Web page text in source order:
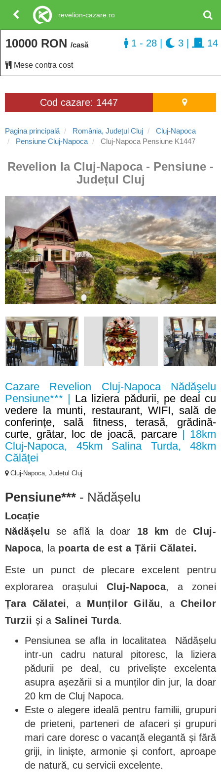
Cod cazare: 1447
Pagina principală România, Județul Cluj
Cluj-Napoca
Pensiune Cluj-Napoca
Cluj-Napoca Pensiune K1447
Revelion la Cluj-Napoca - Pensiune -
Județul Cluj
Cazare Revelion Cluj-Napoca Nădăşelu
Pensiune*** | La liziera pădurii, pe deal cu
vedere la munti, restaurant, WIFI, sală de
conferințe, sală fitness, terasă, grădină-
curte, grătar, loc de joacă, parcare| 18km
Cluj-Napoca, 45km Salina Turda, 48km
Călăței
Cluj-Napoca, Județul Cluj
Pensiune*** - Nădășelu
Locație
Nădășelu se află la doar 18 km de Cluj-
Napoca, la poarta de est a Țării Călatei.
Este un punct de plecare excelent pentru
explorarea orașului Cluj-Napoca, a zonei
Țara Călatei, a Munților Gilău, aCheilor
Turzii și a Salinei Turda.
Pensiunea se afla in localitatea Nădășelu
intr-un cadru natural pitoresc, la liziera
pădurii pe deal, cu priveliște excelenta
asupra așezării si a munților din jur, la doar
20 km de Cluj Napoca.
Este o alegere ideală pentru familii, grupuri
de prieteni, parteneri de afaceri și grupuri
mari care doresc o vacanță elegantă și fără
griji, in liniște, armonie și confort, aproape
de natură, cu servicii excelente.
10000 RON /casă
Mese contra cost
1 - 28 3 14
revelion-cazare.ro